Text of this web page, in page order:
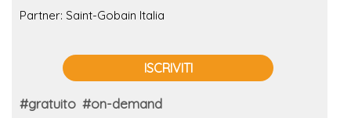
Partner: Saint-Gobain Italia
ISCRIVITI
#gratuito #on-demand